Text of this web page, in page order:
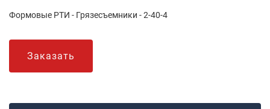
Формовые РТИ - Грязесъемники - 2-40-4
Заказать